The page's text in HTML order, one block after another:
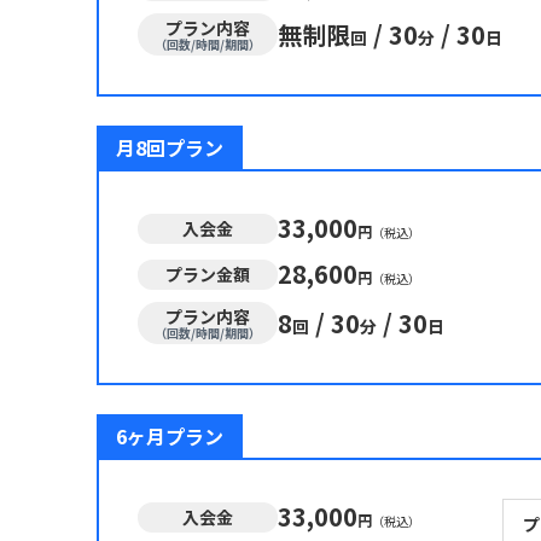
プラン内容
（回数/時間/期間） 無制限回 / 30分 / 30日
月8回プラン
入会金 33,000円 （税込）
プラン金額 28,600円 （税込）
プラン内容
（回数/時間/期間） 8回 / 30分 / 30日
6ヶ月プラン
入会金 33,000円 （税込）